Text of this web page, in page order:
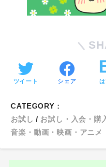
ツイート シェア
CATEGORY :
お試し
お試し・入会・購
音楽・動画・映画・アニメ